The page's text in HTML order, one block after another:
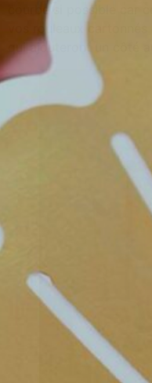
courbe si possible car
vos rouleaux
qui ajouteront un côté